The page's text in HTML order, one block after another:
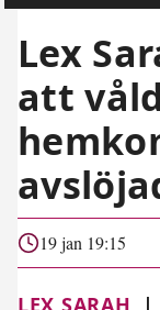
Lex
att
19 jan 19:15
LEX SARAH |